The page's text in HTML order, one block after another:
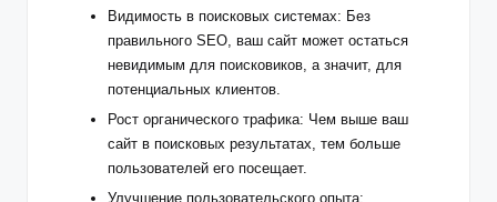
Видимость в поисковых системах: Без
правильного SEO, ваш сайт может остаться
невидимым для поисковиков, а значит, для
потенциальных клиентов.
Рост органического трафика: Чем выше ваш
сайт в поисковых результатах, тем больше
пользователей его посещает.
Улучшение пользовательского опыта: